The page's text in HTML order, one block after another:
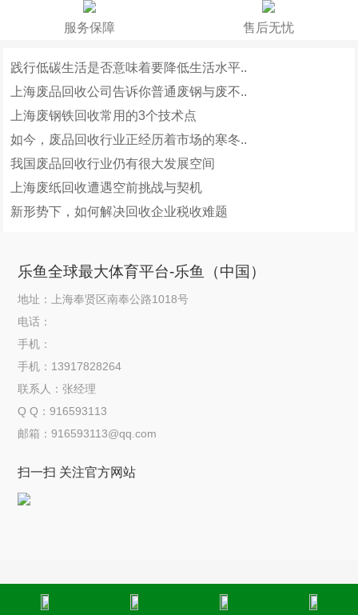
服务保障 售后无忧
践行低碳生活是否意味着要降低生活水平..
上海废品回收公司告诉你普通废钢与废不..
上海废钢铁回收常用的3个技术点
如今，废品回收行业正经历着市场的寒冬..
我国废品回收行业仍有很大发展空间
上海废纸回收遭遇空前挑战与契机
新形势下，如何解决回收企业税收难题
乐鱼全球最大体育平台-乐鱼（中国）
地址：上海奉贤区南奉公路1018号
电话：
手机：
手机：13917828264
联系人：张经理
Q Q：916593113
邮箱：916593113@qq.com
扫一扫 关注官方网站